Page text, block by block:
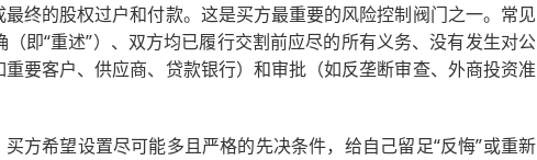
终的股权过户和付款。这是买方最重要的风险控制阀门之一。常见
即“重述”）、双方均已履行交割前应尽的所有义务、没有发生对公
要客户、供应商、贷款银行）和审批（如反垄断审查、外商投资准
方希望设置尽可能多且严格的先决条件，给自己留足“反悔”或重新